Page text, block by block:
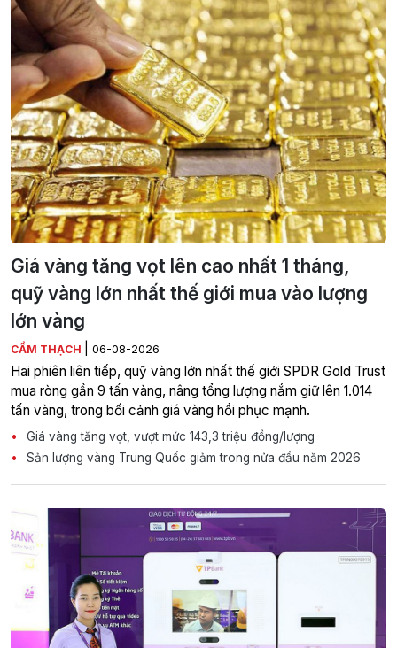
Giá vàng tăng vọt lên cao nhất 1 tháng,
quỹ vàng lớn nhất thế giới mua vào lượng
lớn vàng
CẨM THẠCH 06-08-2026
Hai phiên liên tiếp, quỹ vàng lớn nhất thế giới SPDR Gold Trust
mua ròng gần 9 tấn vàng, nâng tổng lượng nắm giữ lên 1.014
tấn vàng, trong bối cảnh giá vàng hồi phục mạnh.
Giá vàng tăng vọt, vượt mức 143,3 triệu đồng/lượng
Sản lượng vàng Trung Quốc giảm trong nửa đầu năm 2026